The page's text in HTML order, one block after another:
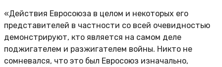
«Действия Евросоюза в целом и некоторых его
представителей в частности со всей очевидностью
демонстрируют, кто является на самом деле
поджигателем и разжигателем войны. Никто не
сомневался, что это был Евросоюз изначально,